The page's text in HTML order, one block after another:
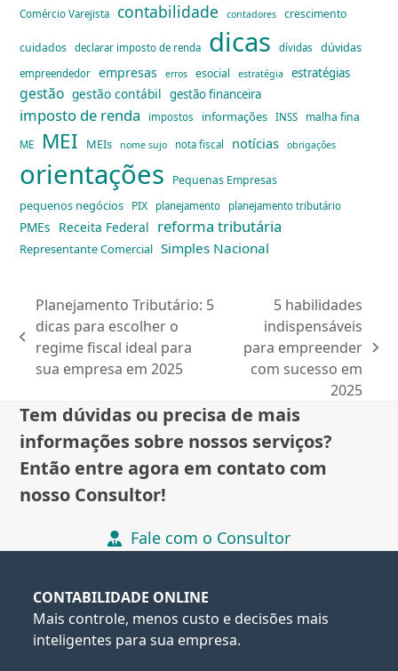
Comércio Varejista
contabilidade contadores crescimento
cuidados declarar imposto de renda dicas dívidas dúvidas
empreendedor empresas erros esocial estratégia estratégias
gestão gestão contábil gestão financeira
imposto de renda impostos informações INSS malha fina
ME MEI MEIs nome sujo nota fiscal notícias obrigações
orientações Pequenas Empresas
pequenos negócios PIX planejamento planejamento tributário
PMEs Receita Federal reforma tributária
Representante Comercial Simples Nacional
previous
post:
Planejamento Tributário: 5
dicas para escolher o
regime fiscal ideal para
sua empresa em 2025
next
post:
5 habilidades
indispensáveis
para empreender
com sucesso em
2025
Tem dúvidas ou precisa de mais
informações sobre nossos serviços?
Então entre agora em contato com
nosso Consultor!
Fale com o Consultor
CONTABILIDADE ONLINE
Mais controle, menos custo e decisões mais
inteligentes para sua empresa.